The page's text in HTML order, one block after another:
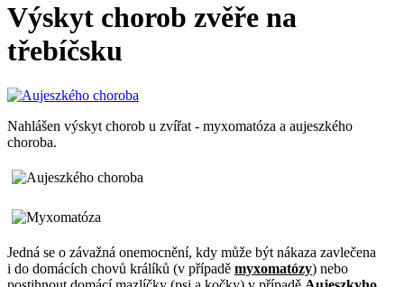
Výskyt chorob zvěře na
třebíčsku
Nahlášen výskyt chorob u zvířat - myxomatóza a aujeszkého
choroba.
Jedná se o závažná onemocnění, kdy může být nákaza zavlečena
i do domácích chovů králíků (v případě myxomatózy) nebo